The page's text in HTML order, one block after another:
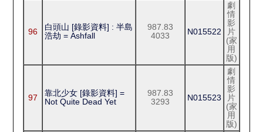
96
白頭山 [錄影資料] : 半島
浩劫 = Ashfall
987.83
4033
N015522
劇
情
影
片
(家
用
版)
97
靠北少女 [錄影資料] =
Not Quite Dead Yet
987.83
3293
N015523
劇
情
影
片
(家
用
版)